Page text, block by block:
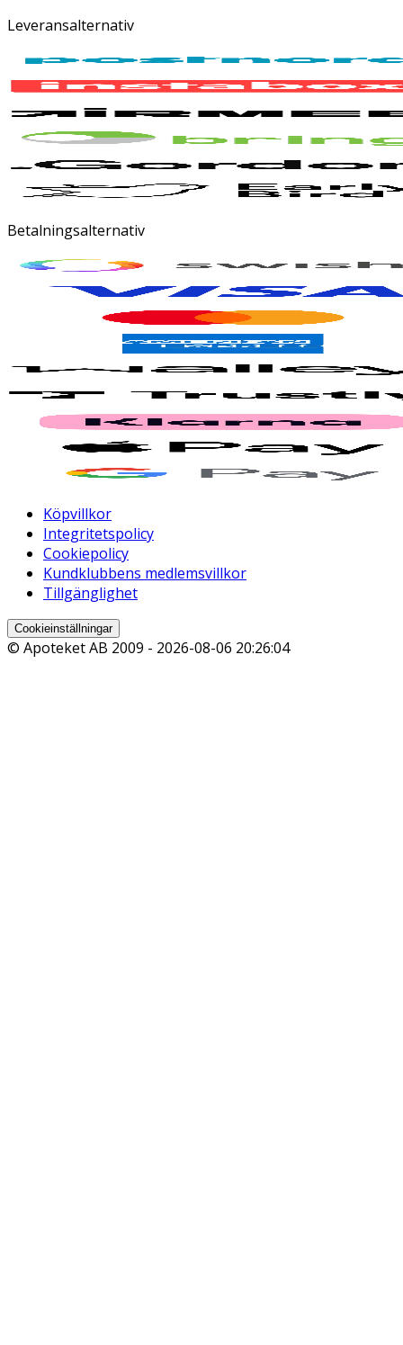
Leveransalternativ
Betalningsalternativ
Köpvillkor
Integritetspolicy
Cookiepolicy
Kundklubbens medlemsvillkor
Tillgänglighet
Cookieinställningar
© Apoteket AB 2009 - 2026-08-06 20:26:04